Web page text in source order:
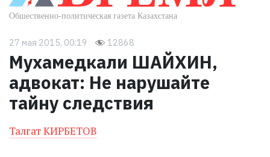
27 мая 2015, 00:19 12868
Мухамедкали ШАЙХИН,
адвокат: Не нарушайте
тайну следствия
Талгат КИРБЕТОВ